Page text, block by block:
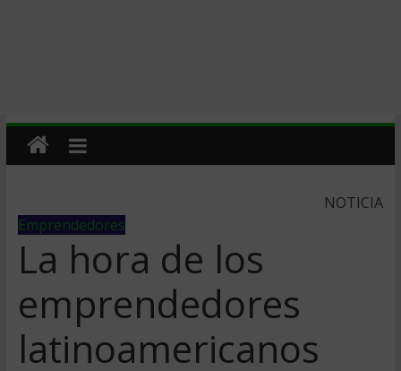
NOTICIA
Emprendedores
La hora de los
emprendedores
latinoamericanos